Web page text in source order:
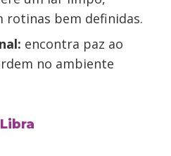
rotinas bem definidas.
encontra paz ao
no ambiente